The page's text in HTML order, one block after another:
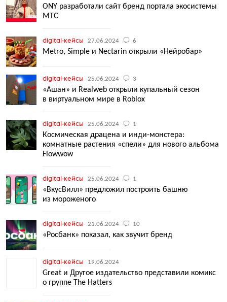
ONY разработали сайт бренд портала экосистемы
МТС
digital-кейсы 27.06.2024 6
Metro, Simple и Nectarin открыли «Нейробар»
digital-кейсы 25.06.2024 3
«Ашан» и Realweb открыли купальный сезон
в виртуальном мире в Roblox
digital-кейсы 25.06.2024 1
Космическая драцена и инди-монстера:
комнатные растения «спели» для нового альбома
Flowwow
digital-кейсы 25.06.2024 1
«ВкусВилл» предложил построить башню
из мороженого
digital-кейсы 21.06.2024 10
«Росбанк» показал, как звучит бренд
digital-кейсы 19.06.2024
Great и Другое издательство представили комикс
о группе The Hatters